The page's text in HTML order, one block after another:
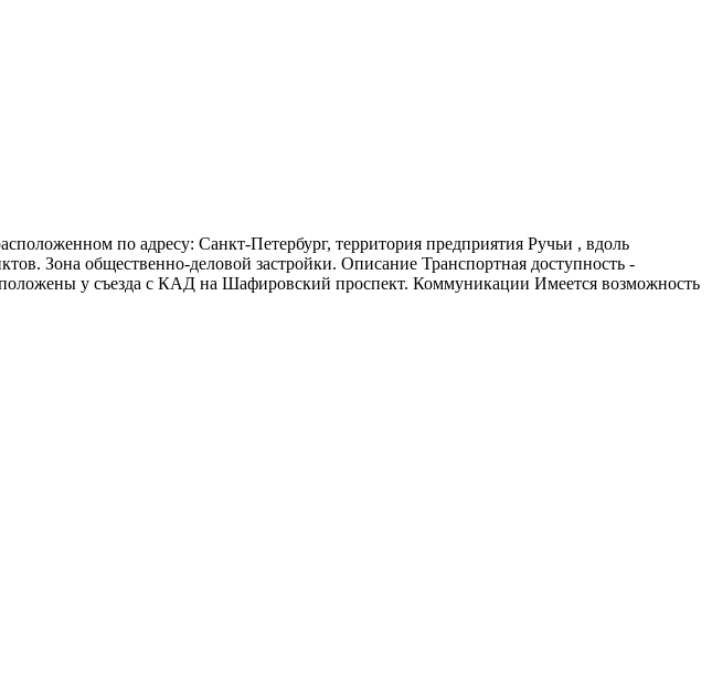
по адресу: Санкт-Петербург, территория предприятия Ручьи , вдоль
Зона общественно-деловой застройки. Описание Транспортная доступность -
у съезда с КАД на Шафировский проспект. Коммуникации Имеется возможность